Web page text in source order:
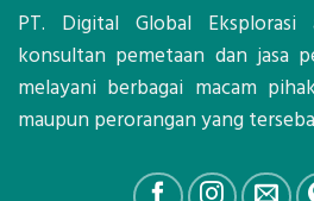
PT. Digital Global Eksplorasi
konsultan pemetaan dan jasa
melayani berbagai macam
maupun perorangan yang